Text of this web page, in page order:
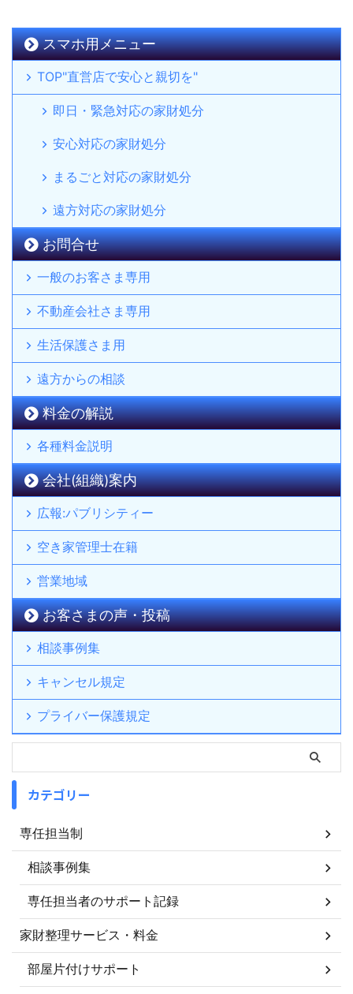
スマホ用メニュー
TOP"直営店で安心と親切を"
即日・緊急対応の家財処分
安心対応の家財処分
まるごと対応の家財処分
遠方対応の家財処分
お問合せ
一般のお客さま専用
不動産会社さま専用
生活保護さま用
遠方からの相談
料金の解説
各種料金説明
会社(組織)案内
広報:パブリシティー
空き家管理士在籍
営業地域
お客さまの声・投稿
相談事例集
キャンセル規定
プライバー保護規定
カテゴリー
専任担当制
相談事例集
専任担当者のサポート記録
家財整理サービス・料金
部屋片付けサポート